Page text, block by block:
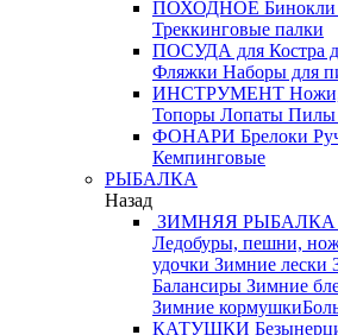
ПОХОДНОЕ Бинокли
Треккинговые палки
ПОСУДА для Костра
Фляжки Наборы для
ИНСТРУМЕНТ
Топоры Лопаты Пилы
ФОНАРИ Брелоки
Кемпинговые
РЫБАЛКА
Назад
ЗИМНЯЯ РЫБАЛКА
Ледобуры, пешни,
удочки Зимние лески
Балансиры Зимние
Зимние кормушки
КАТУШКИ